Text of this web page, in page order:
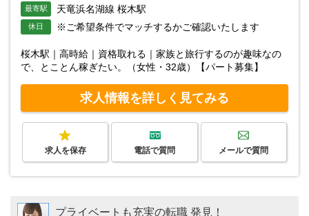
最寄駅 天竜浜名湖線 桜木駅
休日 ※ご希望条件でマッチするかご確認いたします
桜木駅｜高時給｜資格取れる｜家族と旅行するのが趣味なの
で、とことん稼ぎたい。（女性・32歳）【パート募集】
求人情報を詳しく見てみる
求人を保存 電話で質問 メールで質問
プライベートも充実の転職 発見！